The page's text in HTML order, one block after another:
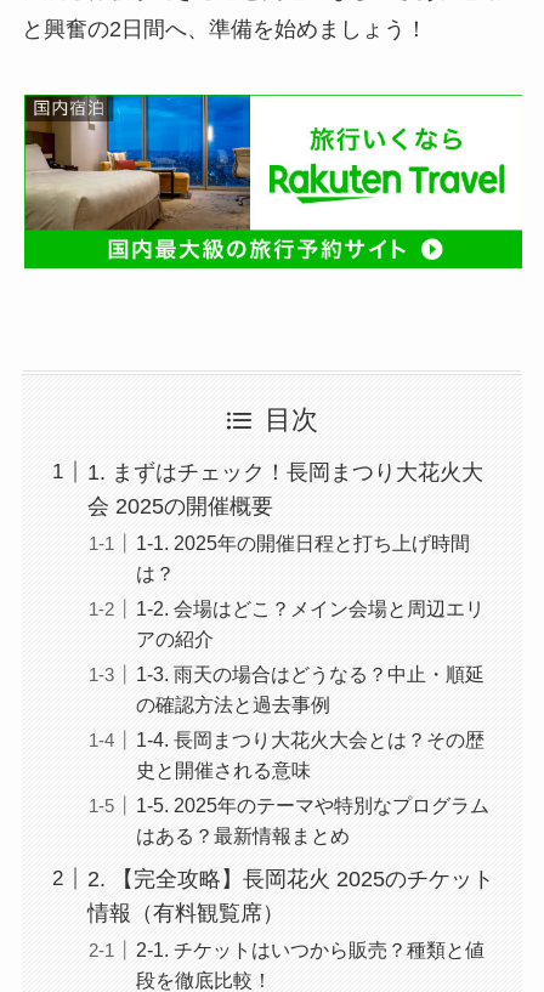
と興奮の2日間へ、準備を始めましょう！
目次
1. まずはチェック！長岡まつり大花火大
会 2025の開催概要
1-1. 2025年の開催日程と打ち上げ時間
は？
1-2. 会場はどこ？メイン会場と周辺エリ
アの紹介
1-3. 雨天の場合はどうなる？中止・順延
の確認方法と過去事例
1-4. 長岡まつり大花火大会とは？その歴
史と開催される意味
1-5. 2025年のテーマや特別なプログラム
はある？最新情報まとめ
2. 【完全攻略】長岡花火 2025のチケット
情報（有料観覧席）
2-1. チケットはいつから販売？種類と値
段を徹底比較！